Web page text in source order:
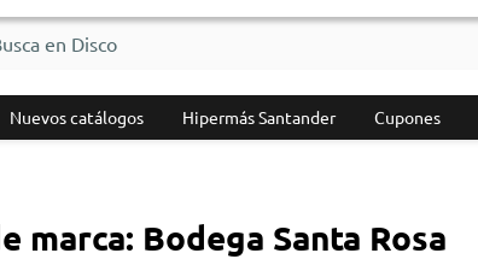
Nuevos catálogos Hipermás Santander Cupones
marca: Bodega Santa Rosa